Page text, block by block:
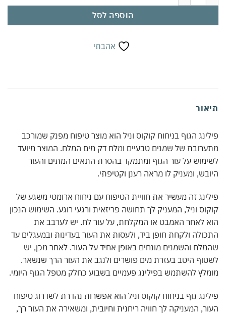
הוספה לסל
אהבתי
הגוף בניחוח קוקוס וניל הוא מוצר טיפוח מפנק שמורכב
של שמנים טבעיים ומלח דק מים המלח. המוצר מיועד
על עור הגוף ומתמקד בהסרת התאים המתים והעור
ומעניק לו מראה רענן וקטיפתי.
זה מעשיר את חוויית הטיפוח עם ניחוח ארומטי משגע של
וניל, המעניק לך תחושה פריזאית ורגעי רוגע. השימוש הנכון
לאחר האמבט או המקלחת, על עור לח. יש לערבב את
ולקחת חופן ביד, ולעסות את העור בעדינות ובמעגלים עד
והשמנים מונחים באופן אחיד על העור. לאחר מכן, יש
היטב בעזרת מים פושרים ולנגב את העור הרך שנשאר.
להשתמש בפילינג פעמיים בשבוע כחלק מטפל הגוף היומי.
גוף בניחוח קוקוס וניל הוא אפשרות נהדרת לשדרוג טיפוח
המעניקה לך חוויה ריחנית וחיובית, ומשאירה את העור רך,